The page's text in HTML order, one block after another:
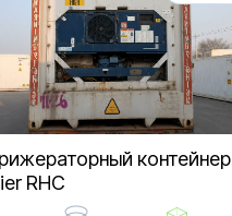
контейнер
RHC